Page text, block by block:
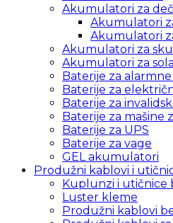
Akumulatori za
Akumulatori
Akumulatori
Akumulatori za
Akumulatori za
Baterije za alarmne
Baterije za
Baterije za
Baterije za mašine
Baterije za UPS
Baterije za vage
GEL akumulatori
Produžni kablovi i
Kuplunzi i utičnice
Luster kleme
Produžni kablovi